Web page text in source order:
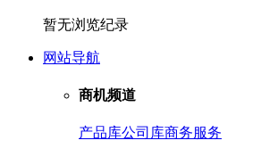
暂无浏览纪录
网站导航
商机频道
产品库公司库商务服务